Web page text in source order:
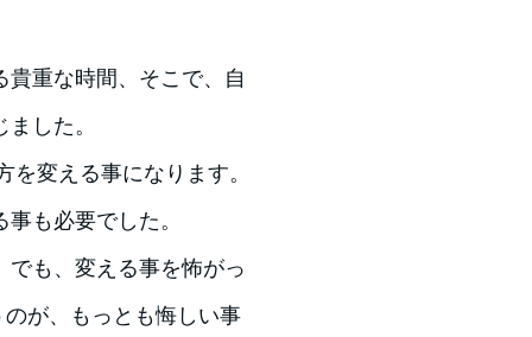
重な時間、そこで、自
した。
変える事になります。
も必要でした。
も、変える事を怖がっ
が、もっとも悔しい事